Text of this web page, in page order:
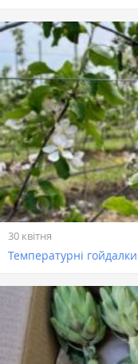
30 квітня
Температурні